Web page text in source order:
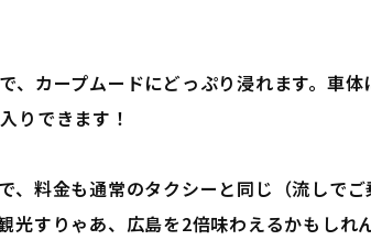
、カープムードにどっぷり浸れます。車
りできます！
、料金も通常のタクシーと同じ（流しで
すりゃあ、広島を2倍味わえるかもしれ